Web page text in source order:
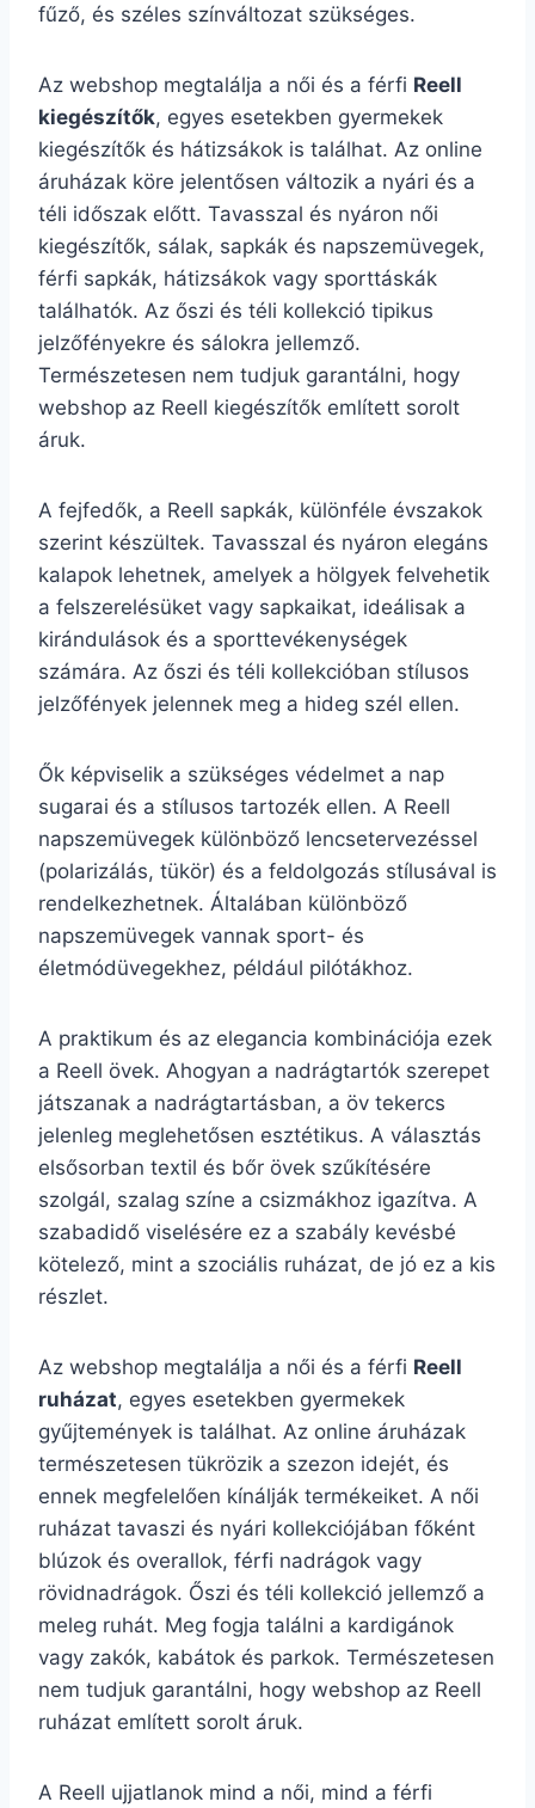
fűző, és széles színváltozat szükséges.
Az webshop megtalálja a női és a férfi Reell
kiegészítők, egyes esetekben gyermekek
kiegészítők és hátizsákok is találhat. Az online
áruházak köre jelentősen változik a nyári és a
téli időszak előtt. Tavasszal és nyáron női
kiegészítők, sálak, sapkák és napszemüvegek,
férfi sapkák, hátizsákok vagy sporttáskák
találhatók. Az őszi és téli kollekció tipikus
jelzőfényekre és sálokra jellemző.
Természetesen nem tudjuk garantálni, hogy
webshop az Reell kiegészítők említett sorolt
áruk.
A fejfedők, a Reell sapkák, különféle évszakok
szerint készültek. Tavasszal és nyáron elegáns
kalapok lehetnek, amelyek a hölgyek felvehetik
a felszerelésüket vagy sapkaikat, ideálisak a
kirándulások és a sporttevékenységek
számára. Az őszi és téli kollekcióban stílusos
jelzőfények jelennek meg a hideg szél ellen.
Ők képviselik a szükséges védelmet a nap
sugarai és a stílusos tartozék ellen. A Reell
napszemüvegek különböző lencsetervezéssel
(polarizálás, tükör) és a feldolgozás stílusával is
rendelkezhetnek. Általában különböző
napszemüvegek vannak sport- és
életmódüvegekhez, például pilótákhoz.
A praktikum és az elegancia kombinációja ezek
a Reell övek. Ahogyan a nadrágtartók szerepet
játszanak a nadrágtartásban, a öv tekercs
jelenleg meglehetősen esztétikus. A választás
elsősorban textil és bőr övek szűkítésére
szolgál, szalag színe a csizmákhoz igazítva. A
szabadidő viselésére ez a szabály kevésbé
kötelező, mint a szociális ruházat, de jó ez a kis
részlet.
Az webshop megtalálja a női és a férfi Reell
ruházat, egyes esetekben gyermekek
gyűjtemények is találhat. Az online áruházak
természetesen tükrözik a szezon idejét, és
ennek megfelelően kínálják termékeiket. A női
ruházat tavaszi és nyári kollekciójában főként
blúzok és overallok, férfi nadrágok vagy
rövidnadrágok. Őszi és téli kollekció jellemző a
meleg ruhát. Meg fogja találni a kardigánok
vagy zakók, kabátok és parkok. Természetesen
nem tudjuk garantálni, hogy webshop az Reell
ruházat említett sorolt áruk.
A Reell ujjatlanok mind a női, mind a férfi